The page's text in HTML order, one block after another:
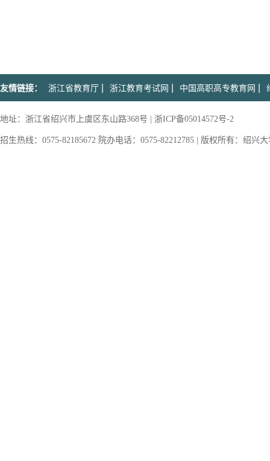
友情链接： 浙江省教育厅 浙江教育考试网 中国高职高专教育网
地址：浙江省绍兴市上虞区东山路368号 | 浙ICP备05014572号-2
招生热线：0575-82185672 院办电话：0575-82212785 | 版权所有：绍兴